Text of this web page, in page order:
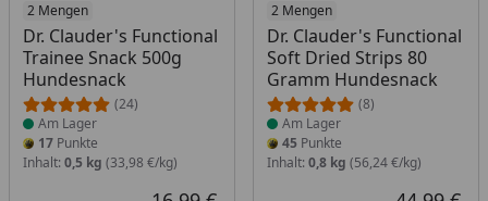
2 Mengen
Dr. Clauder's Functional
Trainee Snack 500g
Hundesnack
(24)
Produkt am Lager
Am Lager
17 Punkte
Inhalt: 0,5 kg (33,98 €/kg)
2 Mengen
Dr. Clauder's Functional
Soft Dried Strips 80
Gramm Hundesnack
(8)
Produkt am Lager
Am Lager
45 Punkte
Inhalt: 0,8 kg (56,24 €/kg)